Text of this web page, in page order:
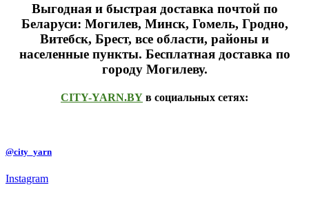
Выгодная и быстрая доставка почтой по
Беларуси: Могилев, Минск, Гомель, Гродно,
Витебск, Брест, все области, районы и
населенные пункты. Бесплатная доставка по
городу Могилеву.
CITY-YARN.BY в социальных сетях:
@city_yarn
Instagram